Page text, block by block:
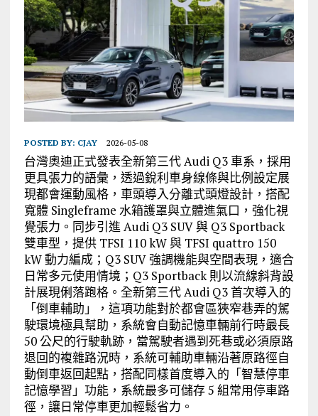
POSTED BY: CJAY 2026-05-08
台灣奧迪正式發表全新第三代 Audi Q3 車系，採用
更具張力的語彙，透過銳利車身線條與比例設定展
現都會運動風格，車頭導入分離式頭燈設計，搭配
寬體 Singleframe 水箱護罩與立體進氣口，強化視
覺張力。同步引進 Audi Q3 SUV 與 Q3 Sportback
雙車型，提供 TFSI 110 kW 與 TFSI quattro 150
kW 動力編成；Q3 SUV 強調機能與空間表現，適合
日常多元使用情境；Q3 Sportback 則以流線斜背設
計展現俐落跑格。全新第三代 Audi Q3 首次導入的
「倒車輔助」，這項功能對於都會區狹窄巷弄的駕
駛環境極具幫助，系統會自動記憶車輛前行時最長
50 公尺的行駛軌跡，當駕駛者遇到死巷或必須原路
退回的複雜路況時，系統可輔助車輛沿著原路徑自
動倒車返回起點，搭配同樣首度導入的「智慧停車
記憶學習」功能，系統最多可儲存 5 組常用停車路
徑，讓日常停車更加輕鬆省力。